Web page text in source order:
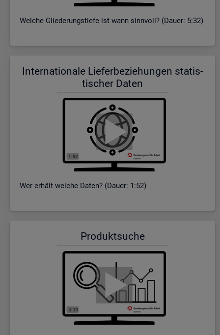
Wel­che Glie­de­rungs­tie­fe ist wann sinn­voll? (Dauer: 5:32)
In­ter­na­tio­na­le Lie­fer­be­zie­hun­gen sta­tis­
ti­scher Daten
Wer er­hält wel­che Daten? (Dauer: 1:52)
Pro­dukt­su­che